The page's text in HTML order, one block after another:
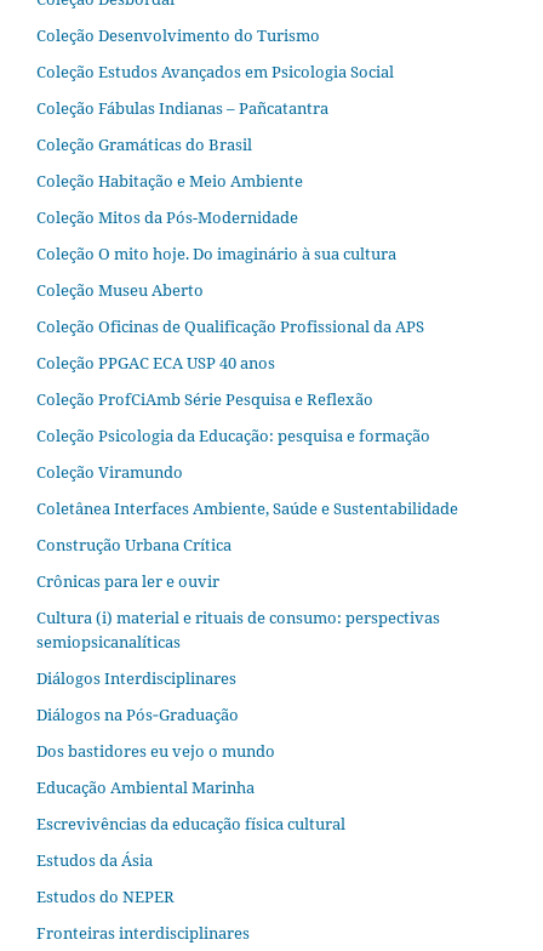
Coleção Desenvolvimento do Turismo
Coleção Estudos Avançados em Psicologia Social
Coleção Fábulas Indianas – Pañcatantra
Coleção Gramáticas do Brasil
Coleção Habitação e Meio Ambiente
Coleção Mitos da Pós-Modernidade
Coleção O mito hoje. Do imaginário à sua cultura
Coleção Museu Aberto
Coleção Oficinas de Qualificação Profissional da APS
Coleção PPGAC ECA USP 40 anos
Coleção ProfCiAmb Série Pesquisa e Reflexão
Coleção Psicologia da Educação: pesquisa e formação
Coleção Viramundo
Coletânea Interfaces Ambiente, Saúde e Sustentabilidade
Construção Urbana Crítica
Crônicas para ler e ouvir
Cultura (i) material e rituais de consumo: perspectivas
semiopsicanalíticas
Diálogos Interdisciplinares
Diálogos na Pós‐Graduação
Dos bastidores eu vejo o mundo
Educação Ambiental Marinha
Escrevivências da educação física cultural
Estudos da Ásia​
Estudos do NEPER
Fronteiras interdisciplinares